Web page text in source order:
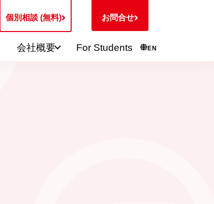
個別相談 (無料) お問合せ
会社概要 For Students EN